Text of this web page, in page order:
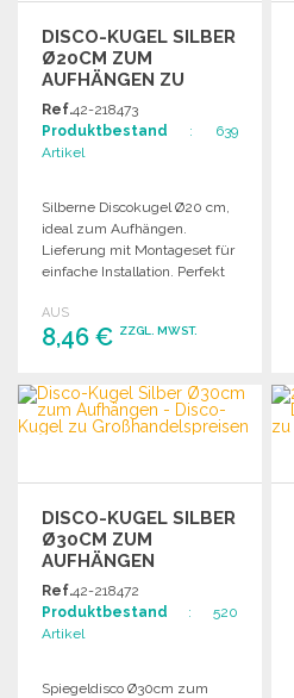
DISCO-KUGEL SILBER
Ø20CM ZUM
AUFHÄNGEN ZU
GROSSHANDELSPREISEN
Ref.42-218473
Produktbestand : 639
Artikel
Silberne Discokugel Ø20 cm,
ideal zum Aufhängen.
Lieferung mit Montageset für
einfache Installation. Perfekt
Veranstaltungen.
AUS
8,46 € ZZGL. MWST.
BESTELLEN
Angebot anfordern
DISCO-KUGEL SILBER
Ø30CM ZUM
AUFHÄNGEN
Ref.42-218472
Produktbestand : 520
Artikel
Spiegeldisco Ø30cm zum